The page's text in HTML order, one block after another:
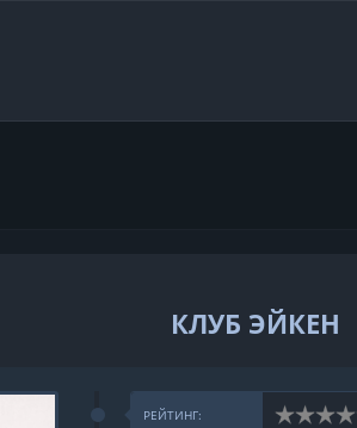
КЛУБ ЭЙКЕН
РЕЙТИНГ: